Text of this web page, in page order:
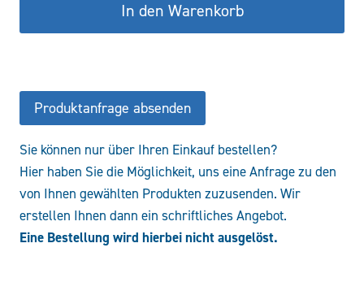
In den Warenkorb
Produktanfrage absenden
Sie können nur über Ihren Einkauf bestellen?
Hier haben Sie die Möglichkeit, uns eine Anfrage zu den
von Ihnen gewählten Produkten zuzusenden. Wir
erstellen Ihnen dann ein schriftliches Angebot.
Eine Bestellung wird hierbei nicht ausgelöst.